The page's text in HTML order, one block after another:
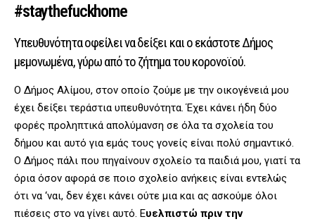
#staythefuckhome
Υπευθυνότητα οφείλει να δείξει και ο εκάστοτε Δήμος
μεμονωμένα, γύρω από το ζήτημα του κορονοϊού.
Ο Δήμος Αλίμου, στον οποίο ζούμε με την οικογένειά μου
έχει δείξει τεράστια υπευθυνότητα. Έχει κάνει ήδη δύο
φορές προληπτικά απολύμανση σε όλα τα σχολεία του
δήμου και αυτό για εμάς τους γονείς είναι πολύ σημαντικό.
Ο Δήμος πάλι που πηγαίνουν σχολείο τα παιδιά μου, γιατί τα
όρια όσον αφορά σε ποιο σχολείο ανήκεις είναι εντελώς
ότι να ‘ναι, δεν έχει κάνει ούτε μια και ας ασκούμε όλοι
πιέσεις στο να γίνει αυτό. Ευελπιστώ πριν την